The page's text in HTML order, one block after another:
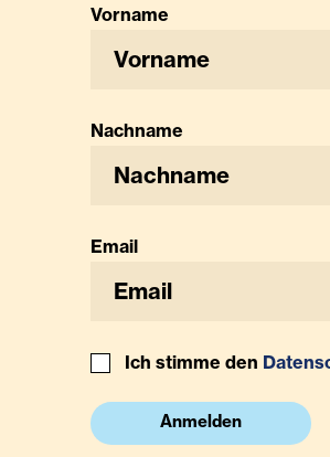
Vorname
Nachname
Email
Ich stimme den
Anmelden